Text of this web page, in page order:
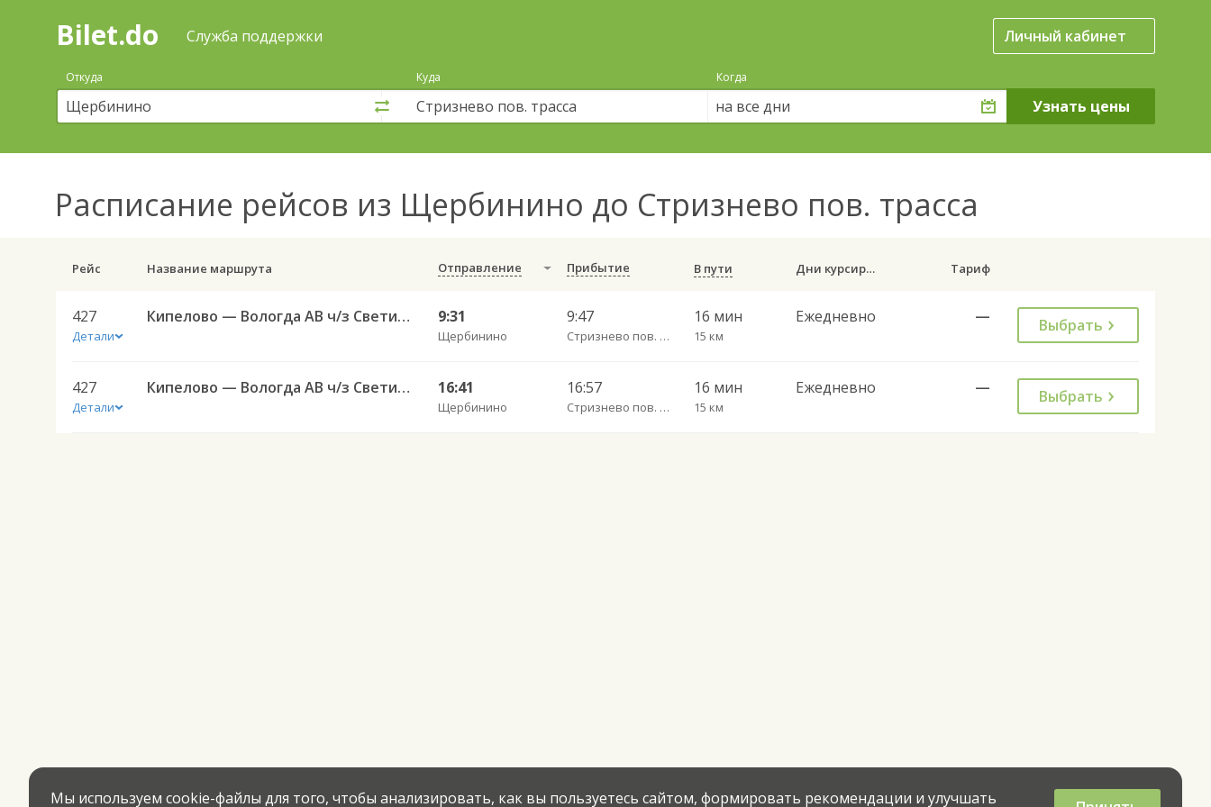
Поиск
покупка
билетов
автобус
онлайн
Bilet.do Служба поддержки Личный кабинет
Откуда Куда Когда
на все дни
Расписание рейсов из Щербинино до Стризнево пов. трасса
Рейс Название маршрута Отправление Прибытие В пути Дни курсирования Тариф
427
Детали
Кипелово — Вологда АВ ч/з Светилки 427 9:31
Щербинино
9:47
Стризнево пов. трасса
16 мин
15 км
Ежедневно — Выбрать
427
Детали
Кипелово — Вологда АВ ч/з Светилки 427 16:41
Щербинино
16:57
Стризнево пов. трасса
16 мин
15 км
Ежедневно — Выбрать
Мы используем cookie-файлы для того, чтобы анализировать, как вы пользуетесь сайтом, формировать рекомендации и улучшать